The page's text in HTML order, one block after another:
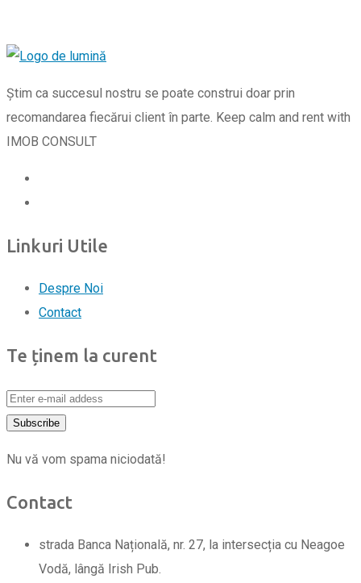
Știm ca succesul nostru se poate construi doar prin
recomandarea fiecărui client în parte. Keep calm and rent with
IMOB CONSULT
Linkuri Utile
Despre Noi
Contact
Te ținem la curent
Nu vă vom spama niciodată!
Contact
strada Banca Națională, nr. 27, la intersecția cu Neagoe
Vodă, lângă Irish Pub.